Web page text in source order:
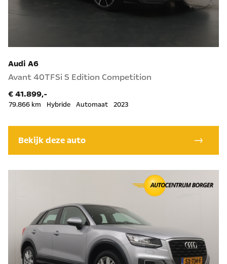
Audi A6
Avant 40TFSi S Edition Competition
€ 41.899,-
79.866 km Hybride Automaat 2023
Bekijk deze auto